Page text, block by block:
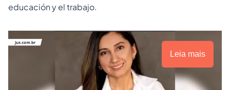
educación y el trabajo.
Leia mais